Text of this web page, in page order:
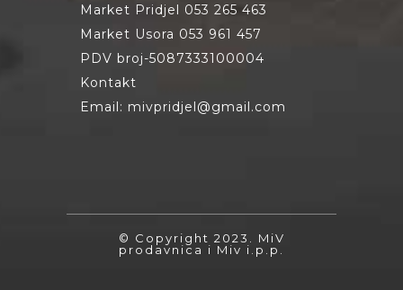
Market Pridjel 053 265 463
Market Usora 053 961 457
PDV broj-5087333100004
Kontakt
Email: mivpridjel@gmail.com
© Copyright 2023. MiV
prodavnica i Miv i.p.p.